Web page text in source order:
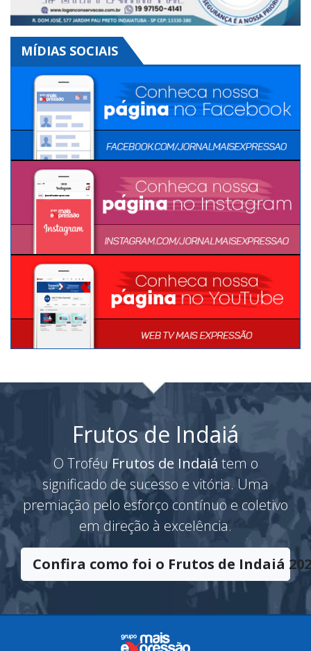
MÍDIAS SOCIAIS
Frutos de Indaiá
O TroféuFrutos de Indaiátem o
significado de sucesso e vitória. Uma
premiação pelo esforço contínuo e coletivo
em direção à excelência.
Confira como foi o Frutos de Indaiá